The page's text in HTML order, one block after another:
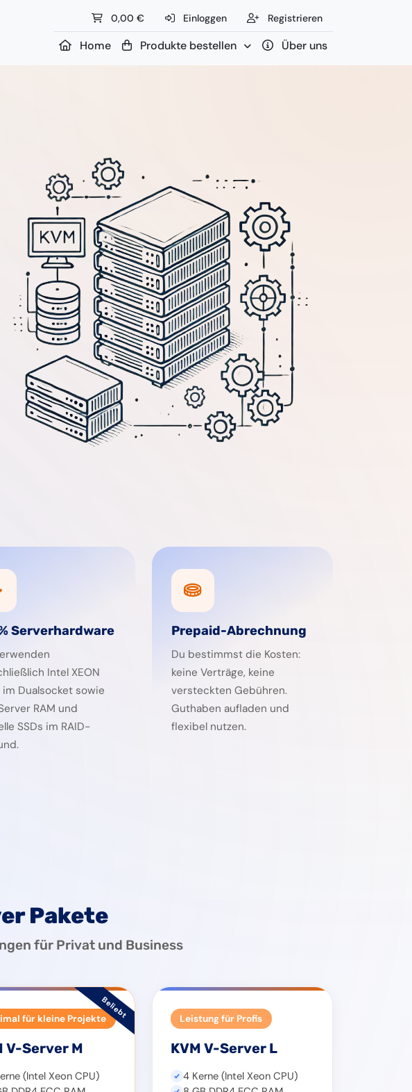
0,00 € Einloggen Registrieren
Home Produkte bestellen Über uns
Serverhardware
Intel XEON
im Dualsocket sowie
RAM und
SSDs im RAID-
Prepaid-Abrechnung
Du bestimmst die Kosten:
keine Verträge, keine
versteckten Gebühren.
Guthaben aufladen und
flexibel nutzen.
Pakete
für Privat und Business
Beliebt
für kleine Projekte
V-Server M
(Intel Xeon CPU)
Leistung für Profis
KVM V-Server L
4 Kerne (Intel Xeon CPU)